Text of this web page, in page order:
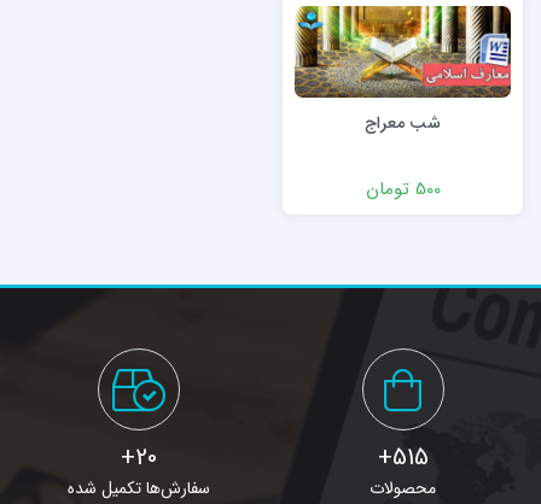
شب معراج
500 تومان
515+
محصولات
20+
سفارش‌ها تکمیل شده